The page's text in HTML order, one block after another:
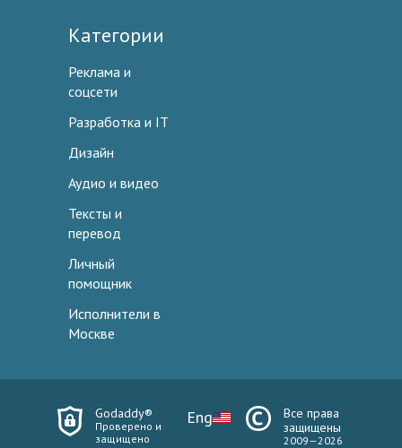
Категории
Реклама и
соцсети
Разработка и IT
Дизайн
Аудио и видео
Тексты и
перевод
Личный
помощник
Исполнители в
Москве
Godaddy®
Проверено и
защищено
Eng
Все права
защищены
2009—2026